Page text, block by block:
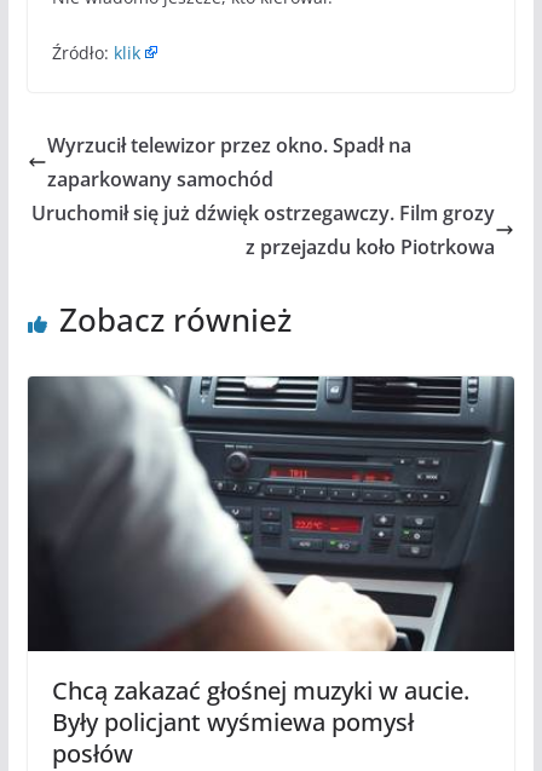
Źródło: klik
Wyrzucił telewizor przez okno. Spadł na
zaparkowany samochód
Uruchomił się już dźwięk ostrzegawczy. Film grozy
z przejazdu koło Piotrkowa
Zobacz również
Chcą zakazać głośnej muzyki w aucie.
Były policjant wyśmiewa pomysł
posłów